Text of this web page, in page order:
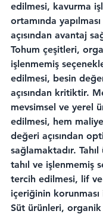
edilmesi, kavurma
ortamında
açısından avantaj
Tohum çeşitleri,
işlenmemiş
edilmesi, besin
açısından kritiktir.
mevsimsel ve yerel
edilmesi, hem
değeri açısından
sağlamaktadır.
tahıl ve işlenmemiş
tercih edilmesi, lif
içeriğinin
Süt ürünleri, organik